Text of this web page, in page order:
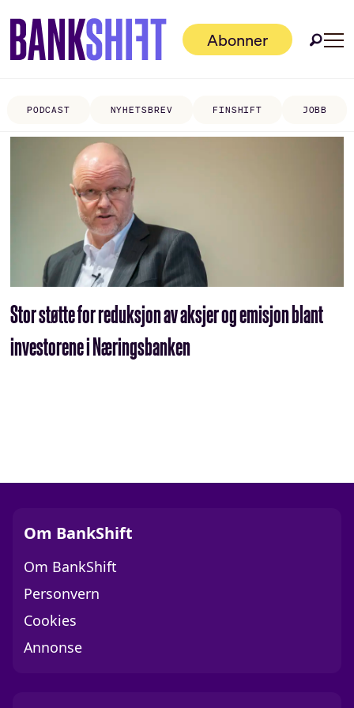
Abonner
PODCAST NYHETSBREV FINSHIFT JOBB
Tag:
anne
hvattum
Stor støtte for reduksjon av aksjer og emisjon blant
investorene i Næringsbanken
Om BankShift
Om BankShift
Personvern
Cookies
Annonse